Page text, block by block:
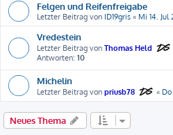
Felgen und Reifenfreigabe
Letzter Beitrag von ID19gris « Mi 14. Jul
Vredestein
Letzter Beitrag von Thomas Held
Antworten: 10
Michelin
Letzter Beitrag von priusb78 « Do
Neues Thema